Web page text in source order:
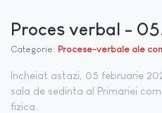
Proces verbal -
Categorie: Procese-verbale ale
Incheiat astazi, 05 februarie
sala de sedinta al Primariei
fizica.